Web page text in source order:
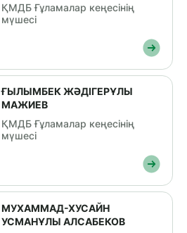
ҚМДБ Ғұламалар кеңесінің
мүшесі
ҒЫЛЫМБЕК ЖӘДІГЕРҰЛЫ
МАЖИЕВ
ҚМДБ Ғұламалар кеңесінің
мүшесі
МУХАММАД-ХУСАЙН
УСМАНҰЛЫ АЛСАБЕКОВ